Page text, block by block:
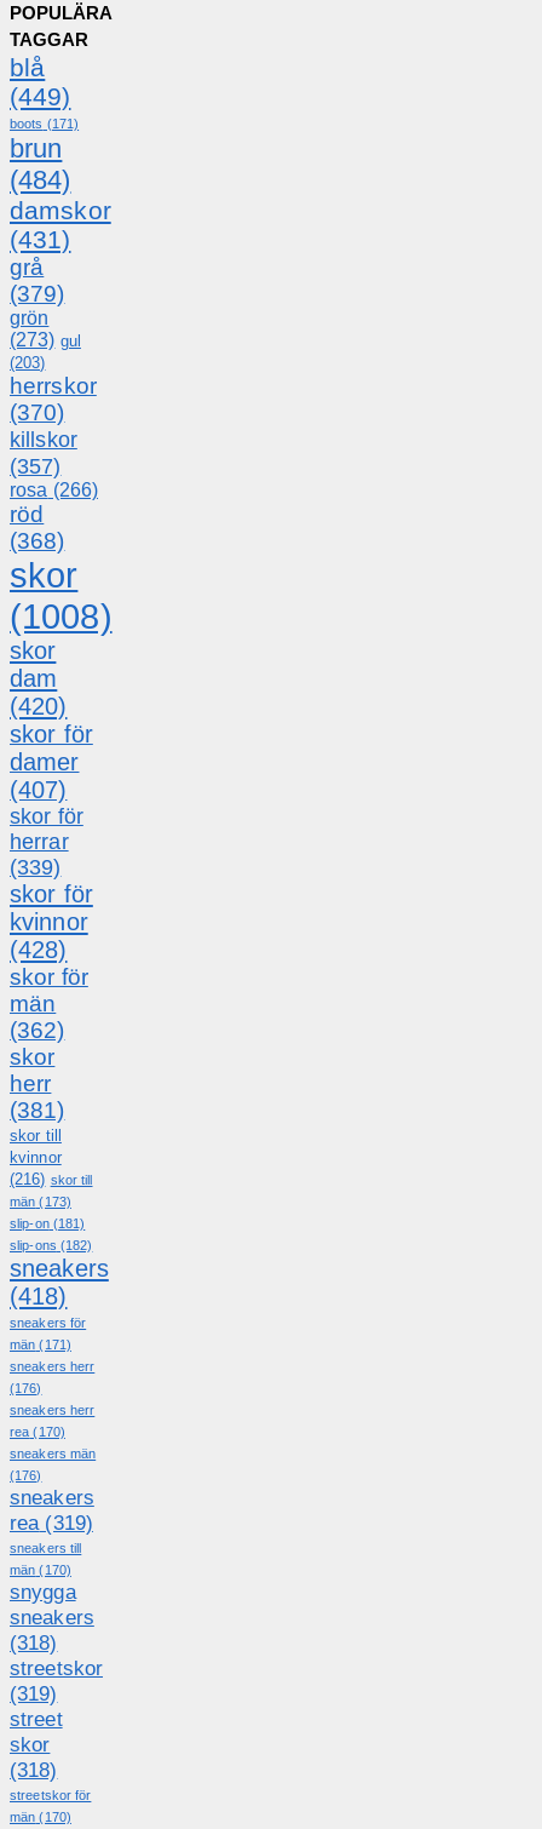
POPULÄRA
TAGGAR
blå
(449)
boots (171)
brun
(484)
damskor
(431)
grå
(379)
grön
(273) gul
(203)
herrskor
(370)
killskor
(357)
rosa (266)
röd
(368)
skor
(1008)
skor
dam
(420)
skor för
damer
(407)
skor för
herrar
(339)
skor för
kvinnor
(428)
skor för
män
(362)
skor
herr
(381)
skor till
kvinnor
(216) skor till
män (173)
slip-on(181)
slip-ons (182)
sneakers
(418)
sneakers för
män (171)
sneakers herr
(176)
sneakers herr
rea (170)
sneakers män
(176)
sneakers
rea (319)
sneakers till
män (170)
snygga
sneakers
(318)
streetskor
(319)
street
skor
(318)
streetskor för
män (170)